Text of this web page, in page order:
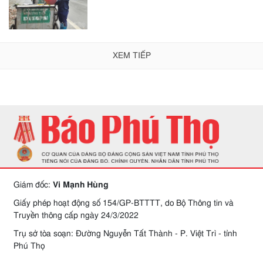
XEM TIẾP
Giám đốc: Vi Mạnh Hùng
Giấy phép hoạt động số 154/GP-BTTTT, do Bộ Thông tin và
Truyền thông cấp ngày 24/3/2022
Trụ sở tòa soạn: Đường Nguyễn Tất Thành - P. Việt Trì - tỉnh
Phú Thọ